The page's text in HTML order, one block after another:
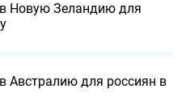
Новую Зеландию для
Австралию для россиян в